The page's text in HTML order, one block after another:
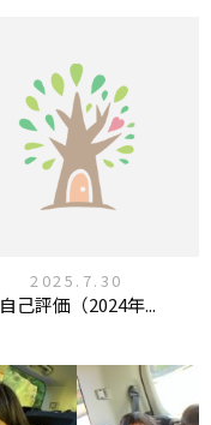
2025.7.30
自己評価（2024年...